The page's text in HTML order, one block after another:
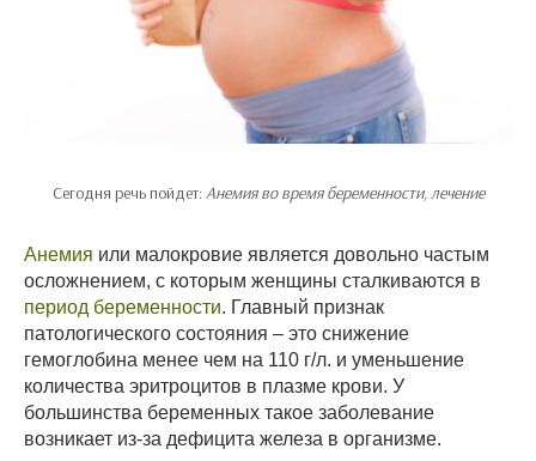
Сегодня речь пойдет:Анемия во время беременности, лечение
Анемия или малокровие является довольно частым
осложнением, с которым женщины сталкиваются в
период беременности. Главный признак
патологического состояния – это снижение
гемоглобина менее чем на 110 г/л. и уменьшение
количества эритроцитов в плазме крови. У
большинства беременных такое заболевание
возникает из-за дефицита железа в организме.